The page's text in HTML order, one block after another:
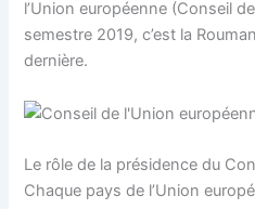
l’Union européenne (Conseil
semestre 2019, c’est la
dernière.
Le rôle de la présidence du
Chaque pays de l’Union